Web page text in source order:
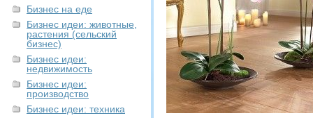
Бизнес на еде
Бизнес идеи: животные,
растения (сельский
бизнес)
Бизнес идеи:
недвижимость
Бизнес идеи:
производство
Бизнес идеи: техника